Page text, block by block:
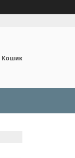
Кошик